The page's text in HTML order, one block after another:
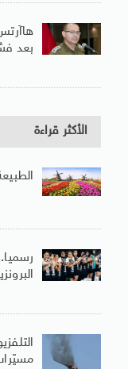
بعد
الأكثر قراءة